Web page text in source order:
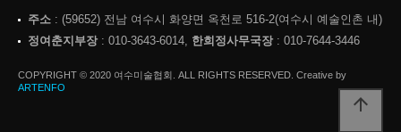
주소 : (59652) 전남 여수시 화양면 옥천로 516-2(여수시 예술인촌 내)
정여춘지부장: 010-3643-6014, 한희정사무국장: 010-7644-3446
COPYRIGHT © 2020 여수미술협회. ALL RIGHTS RESERVED. Creative by
ARTENFO
arrow_upward